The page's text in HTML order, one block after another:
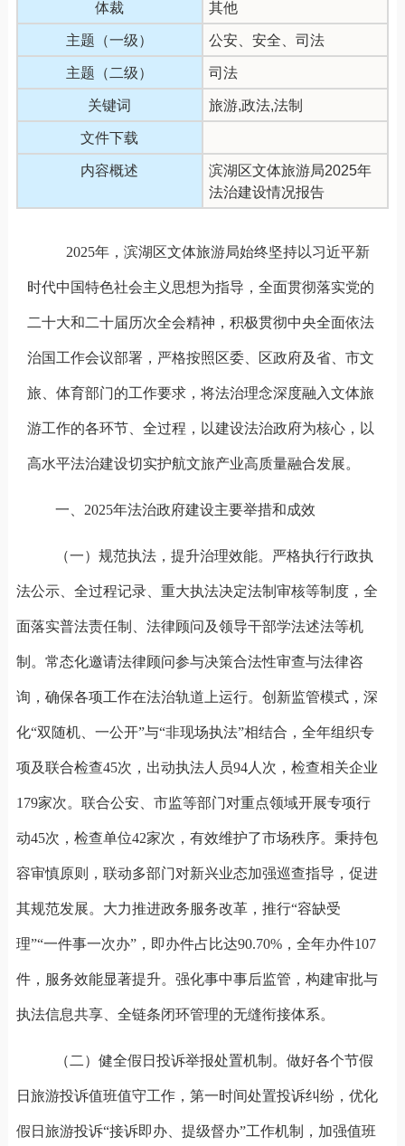
体裁 其他
主题（一级） 公安、安全、司法
主题（二级） 司法
关键词 旅游,政法,法制
文件下载
内容概述
滨湖区文体旅游局2025年
法治建设情况报告
2025年，滨湖区文体旅游局始终坚持以习近平新
时代中国特色社会主义思想为指导，全面贯彻落实党的
二十大和二十届历次全会精神，积极贯彻中央全面依法
治国工作会议部署，严格按照区委、区政府及省、市文
旅、体育部门的工作要求，将法治理念深度融入文体旅
游工作的各环节、全过程，以建设法治政府为核心，以
高水平法治建设切实护航文旅产业高质量融合发展。
一、 2025年法治政府建设主要举措和成效
（一）规范执法，提升治理效能。 严格执行行政执
法公示、全过程记录、重大执法决定法制审核等制度，全
面落实普法责任制、法律顾问及领导干部学法述法等机
制。常态化邀请法律顾问参与决策合法性审查与法律咨
询，确保各项工作在法治轨道上运行。创新监管模式，深
化“双随机、一公开”与“非现场执法”相结合，全年组织专
项及联合检查45次，出动执法人员94人次，检查相关企业
179家次。联合公安、市监等部门对重点领域开展专项行
动45次，检查单位42家次，有效维护了市场秩序。秉持包
容审慎原则，联动多部门对新兴业态加强巡查指导，促进
其规范发展。大力推进政务服务改革，推行“容缺受
理”“一件事一次办”，即办件占比达90.70%，全年办件107
件，服务效能显著提升。强化事中事后监管，构建审批与
执法信息共享、全链条闭环管理的无缝衔接体系。
（二）健全假日投诉举报处置机制。 做好各个节假
日旅游投诉值班值守工作，第一时间处置投诉纠纷， 优化
假日旅游投诉“接诉即办、提级督办”工作机制，加强值班